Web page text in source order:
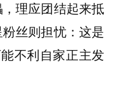
理应团结起来抵
丝则担忧：这是
不利自家正主发